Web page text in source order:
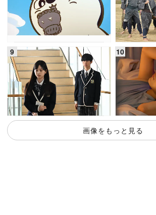
画像をもっと見る